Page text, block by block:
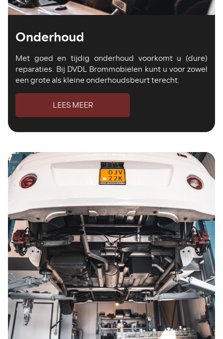
Onderhoud
Met goed en tijdig onderhoud voorkomt u (dure)
reparaties. Bij DVDL Brommobielen kunt u voor zowel
een grote als kleine onderhoudsbeurt terecht.
LEES MEER